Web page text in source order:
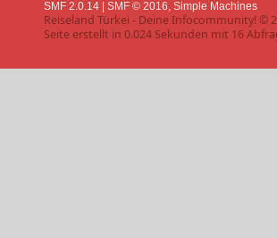
SMF 2.0.14 SMF © 2016, Simple Machines
Reiseland Türkei - Deine Infocommunity! ©
Seite erstellt in 0.024 Sekunden mit 16